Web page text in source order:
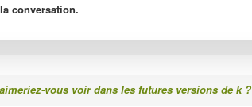
conversation.
vous voir dans les futures versions de k ?